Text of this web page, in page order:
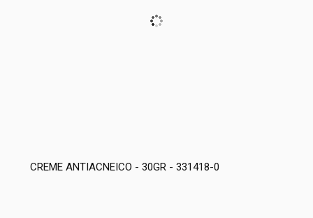
CREME ANTIACNEICO - 30GR - 331418-0